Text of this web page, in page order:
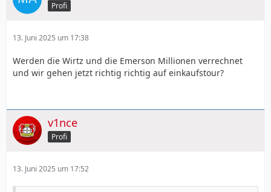
Profi
13. Juni 2025 um 17:38
Werden die Wirtz und die Emerson Millionen verrechnet
und wir gehen jetzt richtig richtig auf einkaufstour?
v1nce
Profi
13. Juni 2025 um 17:52